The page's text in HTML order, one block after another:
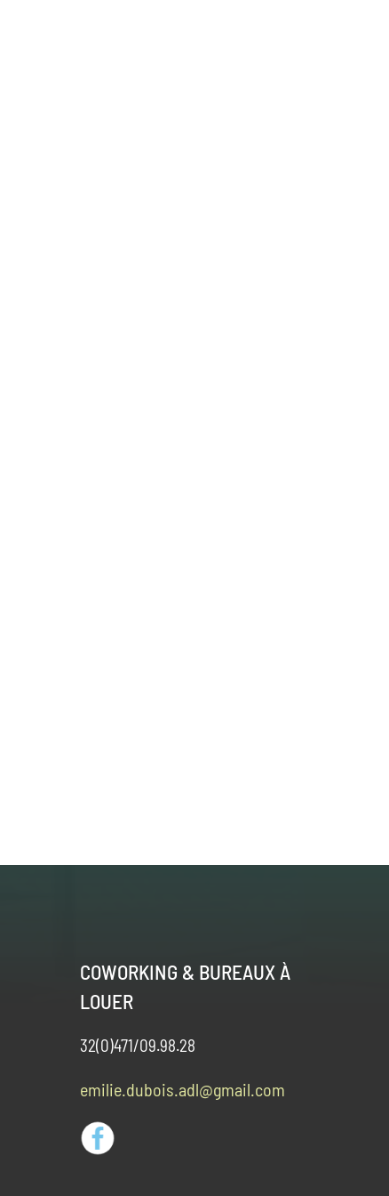
COWORKING & BUREAUX À
LOUER
32(0)471/09.98.28
emilie.dubois.adl@gmail.com